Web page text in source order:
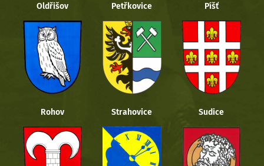
Oldřišov Petřkovice Píšť
Rohov Strahovice Sudice